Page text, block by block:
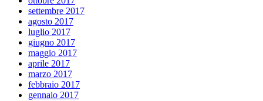
settembre 2017
agosto 2017
luglio 2017
giugno 2017
maggio 2017
aprile 2017
marzo 2017
febbraio 2017
gennaio 2017